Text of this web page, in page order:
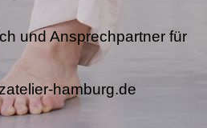
und Ansprechpartner für
hamburg.de